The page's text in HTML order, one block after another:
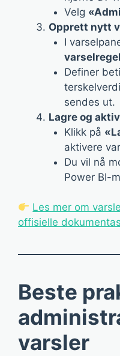
Velg
Opprett nytt
I
Definer
sendes ut.
Lagre og
Klikk på
aktivere
Du vil nå
Power BI-
Les mer om
offisielle
Beste
varsler